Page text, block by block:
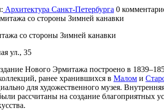
Архитектура Санкт-Петербурга 0
со стороны Зимней канавки
ул., 35
Нового Эрмитажа построено в
ранее хранившихся в Малом и
для художественного музея.
рассчитаны на создание благоприятных